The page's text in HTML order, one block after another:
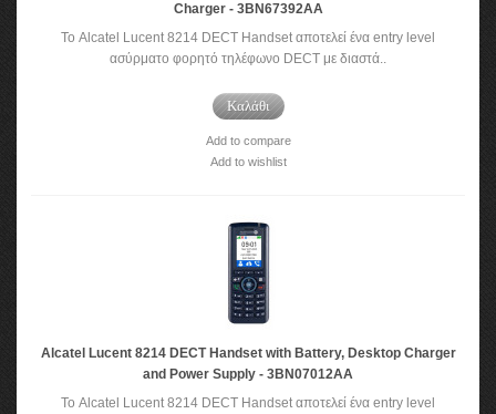
Charger - 3BN67392AA
Το Alcatel Lucent 8214 DECT Handset αποτελεί ένα entry level
ασύρματο φορητό τηλέφωνο DECT με διαστά..
Καλάθι
Add to compare
Add to wishlist
Alcatel Lucent 8214 DECT Handset with Battery, Desktop Charger
and Power Supply - 3BN07012AA
Το Alcatel Lucent 8214 DECT Handset αποτελεί ένα entry level